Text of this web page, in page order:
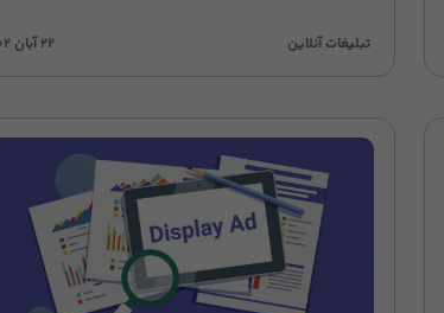
تبلیغات آنلاین ۲۲ آبان ۱۴۰۲